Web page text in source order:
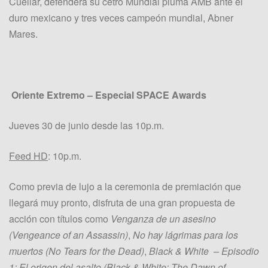
duro mexicano y tres veces campeón mundial, Abner
Mares.
Oriente Extremo – Especial SPACE Awards
Jueves 30 de junio desde las 10p.m.
Feed HD: 10p.m.
Como previa de lujo a la ceremonia de premiación que
llegará muy pronto, disfruta de una gran propuesta de
acción con títulos como Venganza de un asesino
(Vengeance of an Assassin), No hay lágrimas para los
muertos (No Tears for the Dead), Black & White – Episodio